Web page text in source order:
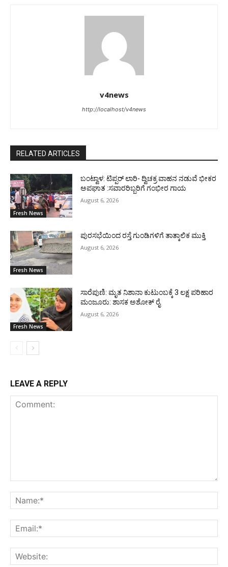
v4news
http://localhost/v4news
RELATED ARTICLES
Fresh News
ಬಂಟ್ವಾಳ: ಟಿಪ್ಪರ್ ಲಾರಿ- ದ್ವಿಚಕ್ರ ವಾಹನ ನಡುವೆ ಭೀಕರ
ಅಪಘಾತ :ಸವಾರರಿಬ್ಬರಿಗೆ ಗಂಭೀರ ಗಾಯ
August 6, 2026
Fresh News
ಪುರಸಭೆಯಿಂದ ರಸ್ತೆ ಗುಂಡಿಗಳಿಗೆ ತಾತ್ಕಾಲಿಕ ಮುಕ್ತಿ
August 6, 2026
Fresh News
ಸಾರೆಪುಣಿ: ಮೃತ ನಿಶಾನಾ ಕುಟುಂಬಕ್ಕೆ 3 ಲಕ್ಷ ಪರಿಹಾರ
ಮಂಜೂರು: ಶಾಸಕ ಅಶೋಕ್ ರೈ
August 6, 2026
LEAVE A REPLY